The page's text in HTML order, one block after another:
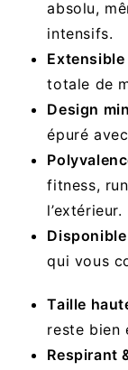
absolu,
intensifs.
totale de
Design
épuré
fitness,
l’extérieur.
qui vous
Taille
reste bien
Respirant